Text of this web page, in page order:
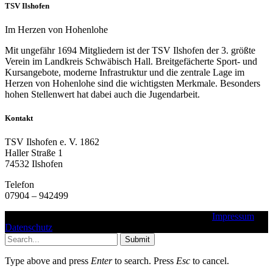
TSV Ilshofen
Im Herzen von Hohenlohe
Mit ungefähr 1694 Mitgliedern ist der TSV Ilshofen der 3. größte
Verein im Landkreis Schwäbisch Hall. Breitgefächerte Sport- und
Kursangebote, moderne Infrastruktur und die zentrale Lage im
Herzen von Hohenlohe sind die wichtigsten Merkmale. Besonders
hohen Stellenwert hat dabei auch die Jugendarbeit.
Kontakt
TSV Ilshofen e. V. 1862
Haller Straße 1
74532 Ilshofen
Telefon
07904 – 942499
Impressum
Datenschutz
Submit
Type above and press Enterto search. Press Esc to cancel.